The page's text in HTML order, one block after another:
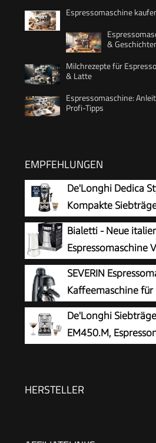
Espressomaschine
&
Milchrezepte für
& Latte
Espressomaschine:
Profi-Tipps
EMPFEHLUNGEN
De'Longhi Dedica
Kompakte
Espressomaschine
manuellem
Cappuccino, ESE Pad
Schwarz (EC685.BK)
Bialetti - Neue
Espressomaschine
Edelstahl, geeignet
Tellern, 4 Kaffeetassen (170
SEVERIN
Kaffeemaschine für
Espresso,
Milchschäumer für
Spezialitäten, ideal für
De'Longhi
EM450.M,
Edelstahl/Metall
HERSTELLER